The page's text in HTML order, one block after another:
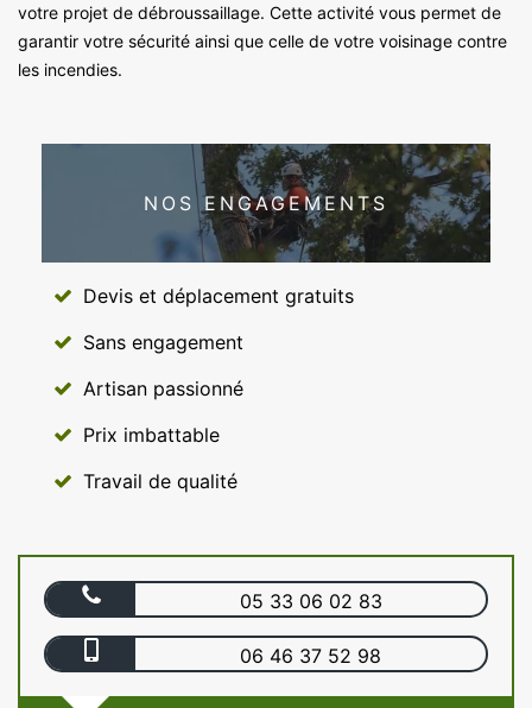
votre projet de débroussaillage. Cette activité vous permet de
garantir votre sécurité ainsi que celle de votre voisinage contre
les incendies.
NOS ENGAGEMENTS
Devis et déplacement gratuits
Sans engagement
Artisan passionné
Prix imbattable
Travail de qualité
05 33 06 02 83
06 46 37 52 98